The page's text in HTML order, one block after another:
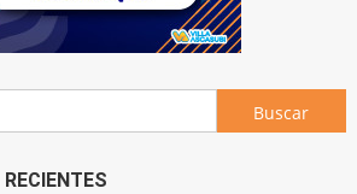
Buscar: